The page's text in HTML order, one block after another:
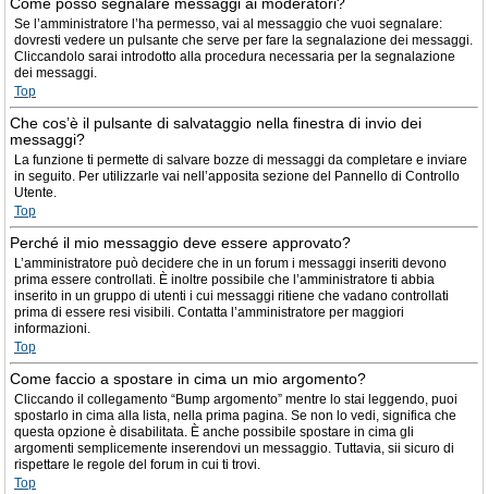
Se l’amministratore l’ha permesso, vai al messaggio che vuoi segnalare:
dovresti vedere un pulsante che serve per fare la segnalazione dei messaggi.
Cliccandolo sarai introdotto alla procedura necessaria per la segnalazione
dei messaggi.
Top
Che cos’è il pulsante di salvataggio nella finestra di invio dei
messaggi?
La funzione ti permette di salvare bozze di messaggi da completare e inviare
in seguito. Per utilizzarle vai nell’apposita sezione del Pannello di Controllo
Utente.
Top
Perché il mio messaggio deve essere approvato?
L’amministratore può decidere che in un forum i messaggi inseriti devono
prima essere controllati. È inoltre possibile che l’amministratore ti abbia
inserito in un gruppo di utenti i cui messaggi ritiene che vadano controllati
prima di essere resi visibili. Contatta l’amministratore per maggiori
informazioni.
Top
Come faccio a spostare in cima un mio argomento?
Cliccando il collegamento “Bump argomento” mentre lo stai leggendo, puoi
spostarlo in cima alla lista, nella prima pagina. Se non lo vedi, significa che
questa opzione è disabilitata. È anche possibile spostare in cima gli
argomenti semplicemente inserendovi un messaggio. Tuttavia, sii sicuro di
rispettare le regole del forum in cui ti trovi.
Top